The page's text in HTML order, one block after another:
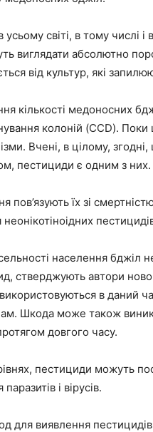
усьому світі, в тому
виглядати абсолютно
від культур, які
кількості медоносних
колоній (CCD).
Вчені, в цілому,
пестициди є одним з них.
пов’язують їх зі
населення бджіл
стверджують автори
в даний
Шкода може також
довгого часу.
пестициди можуть
і вірусів.
для виявлення